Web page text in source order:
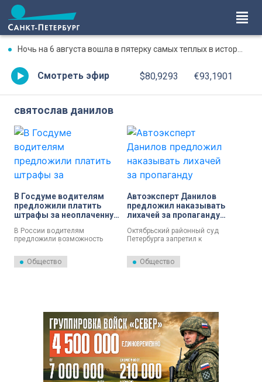
Ночь на 6 августа вошла в пятерку самых теплых в истории Петербурга
Смотреть эфир $80,9293 €93,1901
святослав данилов
В Госдуме водителям
предложили платить
штрафы за неоплаченную
50%
В России водителям
предложили возможность
неоплаченную парковку с 50-
процентной скидкой и в
Общество
Автоэксперт Данилов
предложил наказывать
лихачей за пропаганду
Октябрьский районный суд
Петербурга запретил к
видеоролика на YouTube. На
них блогеры демонстрировали
Общество